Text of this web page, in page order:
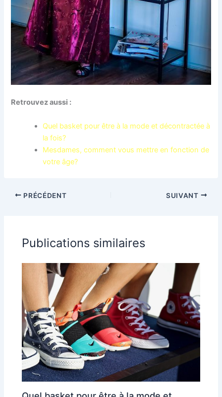
Retrouvez aussi :
Quel basket pour être à la mode et décontractée à
la fois?
Mesdames, comment vous mettre en fonction de
votre âge?
PRÉCÉDENT SUIVANT
Publications similaires